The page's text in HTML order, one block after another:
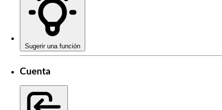
Sugerir una función
Cuenta